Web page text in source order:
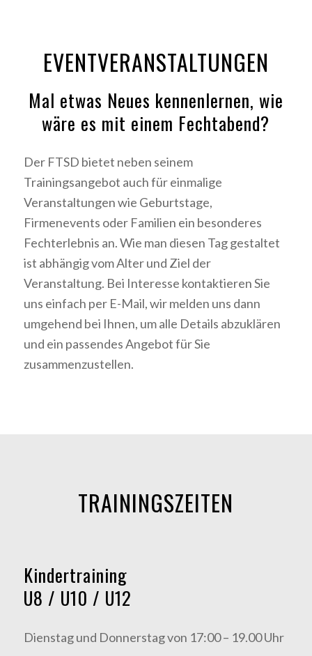
EVENTVERANSTALTUNGEN
Mal etwas Neues kennenlernen, wie
wäre es mit einem Fechtabend?
Der FTSD bietet neben seinem
Trainingsangebot auch für einmalige
Veranstaltungen wie Geburtstage,
Firmenevents oder Familien ein besonderes
Fechterlebnis an. Wie man diesen Tag gestaltet
ist abhängig vom Alter und Ziel der
Veranstaltung. Bei Interesse kontaktieren Sie
uns einfach per E-Mail, wir melden uns dann
umgehend bei Ihnen, um alle Details abzuklären
und ein passendes Angebot für Sie
zusammenzustellen.
TRAININGSZEITEN
Kindertraining
U8 / U10 / U12
Dienstag und Donnerstag von 17:00 – 19.00 Uhr